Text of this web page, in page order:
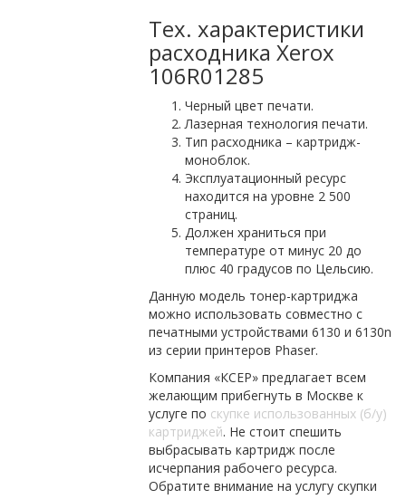
Тех. характеристики
расходника Xerox
106R01285
Черный цвет печати.
Лазерная технология печати.
Тип расходника – картридж-
моноблок.
Эксплуатационный ресурс
находится на уровне 2 500
страниц.
Должен храниться при
температуре от минус 20 до
плюс 40 градусов по Цельсию.
Данную модель тонер-картриджа
можно использовать совместно с
печатными устройствами 6130 и 6130n
из серии принтеров Phaser.
Компания «КСЕР» предлагает всем
желающим прибегнуть в Москве к
услуге по скупке использованных (б/у)
картриджей. Не стоит спешить
выбрасывать картридж после
исчерпания рабочего ресурса.
Обратите внимание на услугу скупки